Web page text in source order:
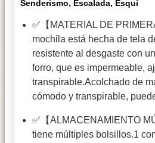
Senderismo, Escalada, Esquí
✅【MATERIAL DE
mochila está hecha de tela
resistente al desgaste con
forro, que es impermeable,
transpirable.Acolchado de
cómodo y transpirable,
✅【ALMACENAMIENTO
tiene múltiples bolsillos.1